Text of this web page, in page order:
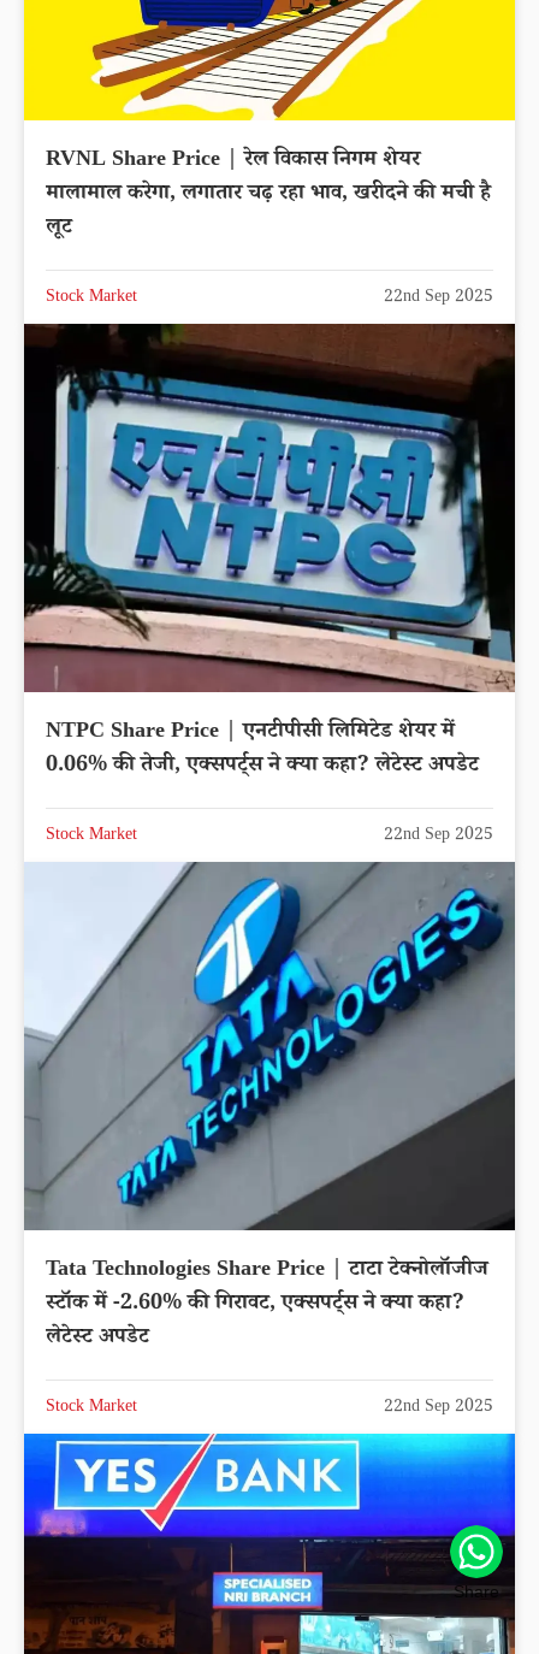
RVNL Share Price | रेल विकास निगम शेयर
मालामाल करेगा, लगातार चढ़ रहा भाव, खरीदने की मची है
लूट
Stock Market 22nd Sep 2025
NTPC Share Price | एनटीपीसी लिमिटेड शेयर में
0.06% की तेजी, एक्सपर्ट्स ने क्या कहा? लेटेस्ट अपडेट
Stock Market 22nd Sep 2025
Tata Technologies Share Price | टाटा टेक्नोलॉजीज
स्टॉक में -2.60% की गिरावट, एक्सपर्ट्स ने क्या कहा?
लेटेस्ट अपडेट
Stock Market 22nd Sep 2025
Share